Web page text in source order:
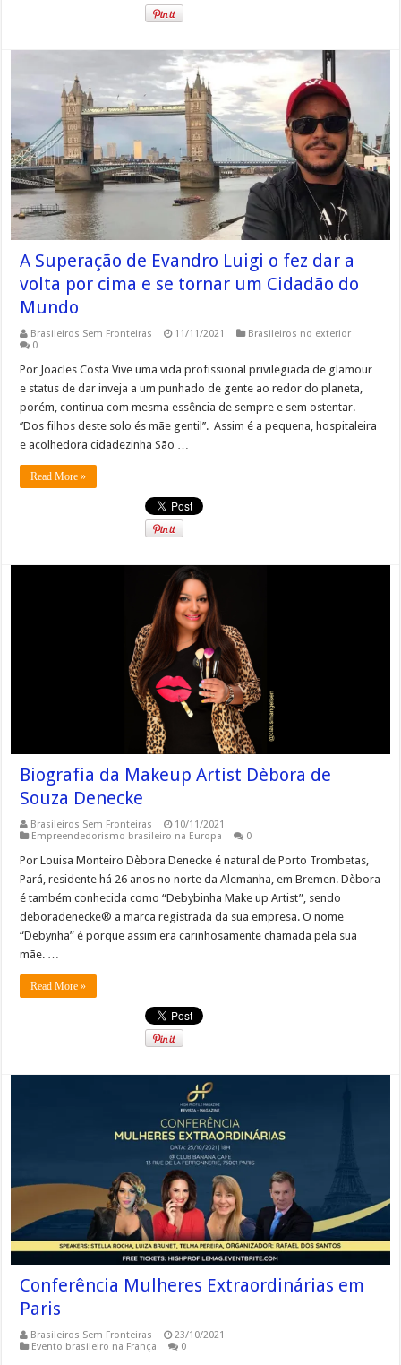
A Superação de Evandro Luigi o fez dar a
volta por cima e se tornar um Cidadão do
Mundo
Brasileiros Sem Fronteiras 11/11/2021
Brasileiros no exterior
0
Por Joacles Costa Vive uma vida profissional privilegiada de glamour
e status de dar inveja a um punhado de gente ao redor do planeta,
porém, continua com mesma essência de sempre e sem ostentar.
‘’Dos filhos deste solo és mãe gentil’’. Assim é a pequena, hospitaleira
e acolhedora cidadezinha São …
Read More »
Biografia da Makeup Artist Dèbora de
Souza Denecke
Brasileiros Sem Fronteiras
10/11/2021
Empreendedorismo brasileiro na Europa
0
Por Louisa Monteiro Dèbora Denecke é natural de Porto Trombetas,
Pará, residente há 26 anos no norte da Alemanha, em Bremen. Dèbora
é também conhecida como “Debybinha Make up Artist”, sendo
deboradenecke® a marca registrada da sua empresa. O nome
“Debynha” é porque assim era carinhosamente chamada pela sua
mãe. …
Read More »
Conferência Mulheres Extraordinárias em
Paris
Brasileiros Sem Fronteiras
23/10/2021
Evento brasileiro na França
0